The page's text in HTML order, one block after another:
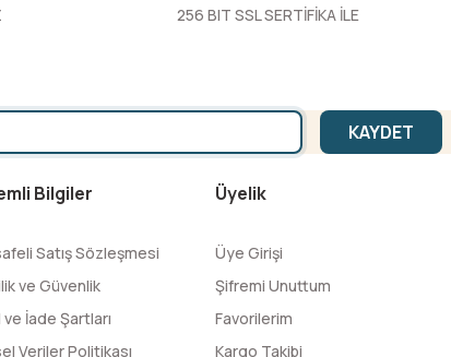
256 BIT SSL SERTİFİKA İLE
KAYDET
Bilgiler
Satış Sözleşmesi
ve Güvenlik
ve İade Şartları
Veriler Politikası
Üyelik
Üye Girişi
Şifremi Unuttum
Favorilerim
Kargo Takibi